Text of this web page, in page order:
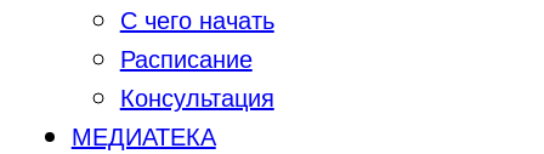
С чего начать
Расписание
Консультация
МЕДИАТЕКА